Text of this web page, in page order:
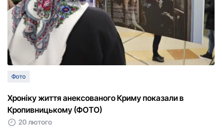
Фото
Хронiку життя анексованого Криму показали в
Кропивницькому (ФОТО)
20 лютого